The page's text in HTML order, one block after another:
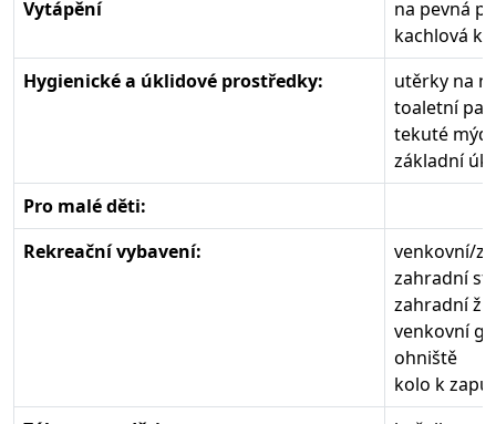
Vytápění
na pevná
kachlová
Hygienické a úklidové prostředky:
utěrky na
toaletní
tekuté
základní
Pro malé děti:
Rekreační vybavení:
venkovní/
zahradní
zahradní
venkovní
ohniště
kolo k